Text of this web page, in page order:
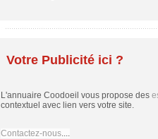
Votre Publicité ici ?
L'annuaire Coodoeil vous propose des
contextuel avec lien vers votre site.
Contactez-nous....